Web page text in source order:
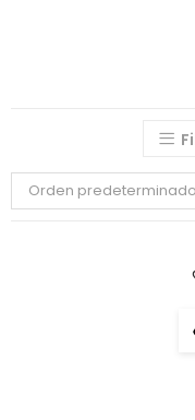
Orden predeterminado